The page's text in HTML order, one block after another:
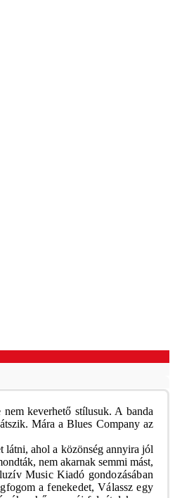
keverhető stílusuk. A banda
Mára a Blues Company az
látni, ahol a közönség annyira jól
nem akarnak semmi mást,
Music Kiadó gondozásában
a fenekedet, Válassz egy